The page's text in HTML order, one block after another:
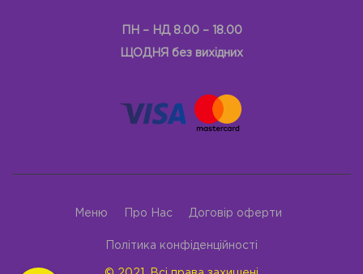
ПН – НД 8.00 – 18.00
ЩОДНЯ без вихідних
Меню Про Нас Договір оферти
Політика конфіденційності